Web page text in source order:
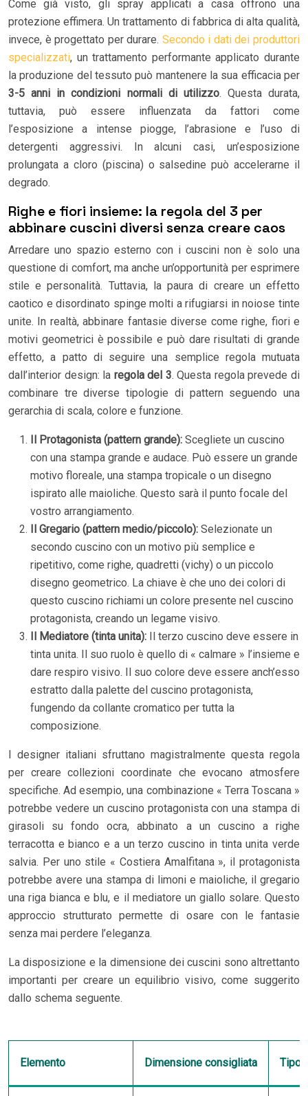
Come già visto, gli spray applicati a casa offrono una
protezione effimera. Un trattamento di fabbrica di alta qualità,
invece, è progettato per durare. Secondo i dati dei produttori
specializzati, un trattamento performante applicato durante
la produzione del tessuto può mantenere la sua efficacia per
3-5 anni in condizioni normali di utilizzo. Questa durata,
tuttavia, può essere influenzata da fattori come
l’esposizione a intense piogge, l’abrasione e l’uso di
detergenti aggressivi. In alcuni casi, un’esposizione
prolungata a cloro (piscina) o salsedine può accelerarne il
degrado.
Righe e fiori insieme: la regola del 3 per
abbinare cuscini diversi senza creare caos
Arredare uno spazio esterno con i cuscini non è solo una
questione di comfort, ma anche un’opportunità per esprimere
stile e personalità. Tuttavia, la paura di creare un effetto
caotico e disordinato spinge molti a rifugiarsi in noiose tinte
unite. In realtà, abbinare fantasie diverse come righe, fiori e
motivi geometrici è possibile e può dare risultati di grande
effetto, a patto di seguire una semplice regola mutuata
dall’interior design: la regola del 3. Questa regola prevede di
combinare tre diverse tipologie di pattern seguendo una
gerarchia di scala, colore e funzione.
Il Protagonista (pattern grande): Scegliete un cuscino
con una stampa grande e audace. Può essere un grande
motivo floreale, una stampa tropicale o un disegno
ispirato alle maioliche. Questo sarà il punto focale del
vostro arrangiamento.
Il Gregario (pattern medio/piccolo): Selezionate un
secondo cuscino con un motivo più semplice e
ripetitivo, come righe, quadretti (vichy) o un piccolo
disegno geometrico. La chiave è che uno dei colori di
questo cuscino richiami un colore presente nel cuscino
protagonista, creando un legame visivo.
Il Mediatore (tinta unita): Il terzo cuscino deve essere in
tinta unita. Il suo ruolo è quello di « calmare » l’insieme e
dare respiro visivo. Il suo colore deve essere anch’esso
estratto dalla palette del cuscino protagonista,
fungendo da collante cromatico per tutta la
composizione.
I designer italiani sfruttano magistralmente questa regola
per creare collezioni coordinate che evocano atmosfere
specifiche. Ad esempio, una combinazione « Terra Toscana »
potrebbe vedere un cuscino protagonista con una stampa di
girasoli su fondo ocra, abbinato a un cuscino a righe
terracotta e bianco e a un terzo cuscino in tinta unita verde
salvia. Per uno stile « Costiera Amalfitana », il protagonista
potrebbe avere una stampa di limoni e maioliche, il gregario
una riga bianca e blu, e il mediatore un giallo solare. Questo
approccio strutturato permette di osare con le fantasie
senza mai perdere l’eleganza.
La disposizione e la dimensione dei cuscini sono altrettanto
importanti per creare un equilibrio visivo, come suggerito
dallo schema seguente.
Elemento Dimensione consigliata Tipo